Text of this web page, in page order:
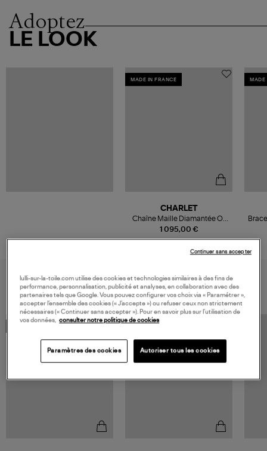
Adoptez
LE LOOK
MADE IN FRANCE
1 095,00 €
CHARLET
Chaîne Maille Diamantée Or
Jaune, 40 cm
MADE
VOUS AIMEREZ AUSSI
lulli-sur-la-toile.com utilise des cookies et technologies similaires à des fins de
performance, personnalisation, publicité et analyses, en collaboration avec des
partenaires tels que Google. Vous pouvez configurer vos choix via « Paramétrer »,
accepter l’ensemble des cookies (« J’accepte ») ou refuser ceux non strictement
nécessaires (« Continuer sans accepter »). Pour en savoir plus sur l’utilisation de
vos données, consulter notre politique de cookies
Paramètres des cookies Autoriser tous les cookies
Continuer sans accepter